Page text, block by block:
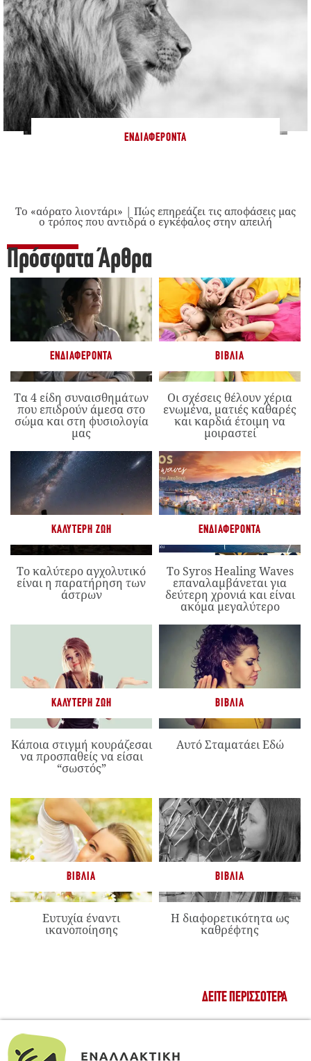
ΕΝΔΙΑΦΈΡΟΝΤΑ
Το «αόρατο λιοντάρι» | Πώς επηρεάζει τις αποφάσεις μας
ο τρόπος που αντιδρά ο εγκέφαλος στην απειλή
Πρόσφατα Άρθρα
ΕΝΔΙΑΦΈΡΟΝΤΑ
Τα 4 είδη συναισθημάτων
που επιδρούν άμεσα στο
σώμα και στη φυσιολογία
μας
ΒΙΒΛΊΑ
Οι σχέσεις θέλουν χέρια
ενωμένα, ματιές καθαρές
και καρδιά έτοιμη να
μοιραστεί
ΚΑΛΎΤΕΡΗ ΖΩΉ
Το καλύτερο αγχολυτικό
είναι η παρατήρηση των
άστρων
ΕΝΔΙΑΦΈΡΟΝΤΑ
Το Syros Healing Waves
επαναλαμβάνεται για
δεύτερη χρονιά και είναι
ακόμα μεγαλύτερο
ΚΑΛΎΤΕΡΗ ΖΩΉ
Κάποια στιγμή κουράζεσαι
να προσπαθείς να είσαι
“σωστός”
ΒΙΒΛΊΑ
Αυτό Σταματάει Εδώ
ΒΙΒΛΊΑ
Ευτυχία έναντι
ικανοποίησης
ΒΙΒΛΊΑ
Η διαφορετικότητα ως
καθρέφτης
ΔΕΊΤΕ ΠΕΡΙΣΣΌΤΕΡΑ